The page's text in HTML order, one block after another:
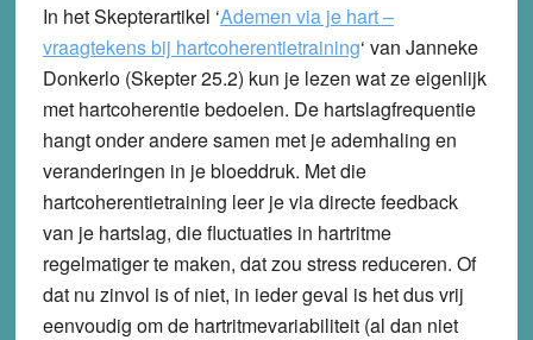
In het Skepterartikel ‘Ademen via je hart –
vraagtekens bij hartcoherentietraining‘ van Janneke
Donkerlo (Skepter 25.2) kun je lezen wat ze eigenlijk
met hartcoherentie bedoelen. De hartslagfrequentie
hangt onder andere samen met je ademhaling en
veranderingen in je bloeddruk. Met die
hartcoherentietraining leer je via directe feedback
van je hartslag, die fluctuaties in hartritme
regelmatiger te maken, dat zou stress reduceren. Of
dat nu zinvol is of niet, in ieder geval is het dus vrij
eenvoudig om de hartritmevariabiliteit (al dan niet